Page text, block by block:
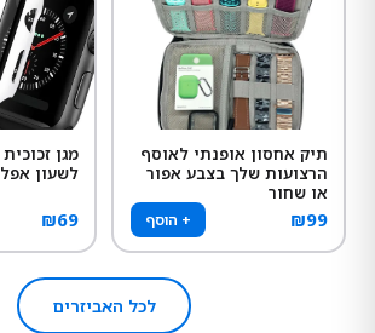
תיק אחסון אופנתי לאוסף
הרצועות שלך בצבע אפור
או שחור
₪99 + הוסף
מגן
לשעון
₪69
לכל האביזרים